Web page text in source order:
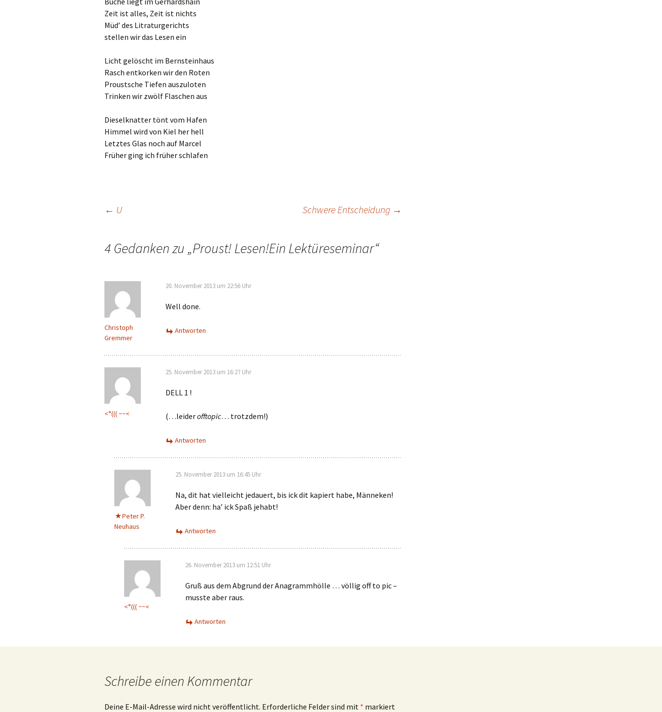
Zeit ist alles, Zeit ist nichts
Müd’ des Litraturgerichts
stellen wir das Lesen ein
Licht gelöscht im Bernsteinhaus
Rasch entkorken wir den Roten
Proustsche Tiefen auszuloten
Trinken wir zwölf Flaschen aus
Dieselknatter tönt vom Hafen
Himmel wird von Kiel her hell
Letztes Glas noch auf Marcel
Früher ging ich früher schlafen
Navigation
← U Schwere Entscheidung →
4 Gedanken zu „Proust! Lesen!Ein Lektüreseminar“
Christoph
Gremmer
20. November 2013 um 22:56 Uhr
Well done.
Antworten
<°((( ~~<
25. November 2013 um 16:27 Uhr
DELL 1 !
(…leiderofftopic… trotzdem!)
Antworten
Peter P.
Neuhaus
25. November 2013 um 16:45 Uhr
Na, dit hat vielleicht jedauert, bis ick dit kapiert habe, Männeken!
Aber denn: ha’ ick Spaß jehabt!
Antworten
<°((( ~~<
26. November 2013 um 12:51 Uhr
Gruß aus dem Abgrund der Anagrammhölle … völlig off to pic –
musste aber raus.
Antworten
Schreibe einen Kommentar
Deine E-Mail-Adresse wird nicht veröffentlicht. Erforderliche Felder sind mit * markiert